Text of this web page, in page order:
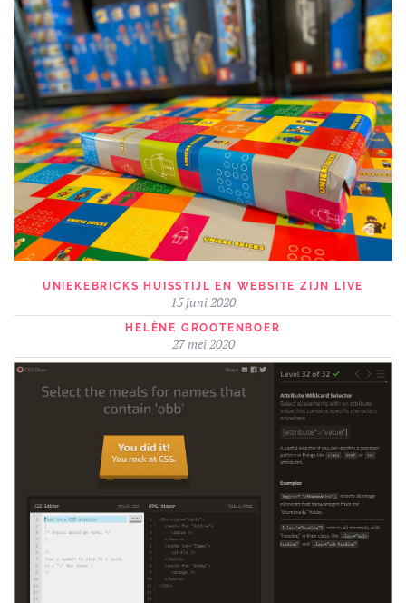
UNIEKEBRICKS HUISSTIJL EN WEBSITE ZIJN LIVE
15 juni 2020
HELÈNE GROOTENBOER
27 mei 2020